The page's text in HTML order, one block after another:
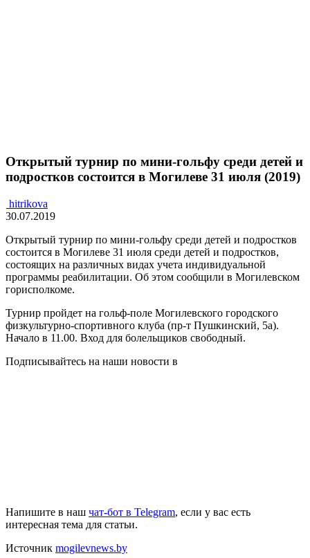
Открытый турнир по мини-гольфу среди детей и
подростков состоится в Могилеве 31 июля (2019)
hitrikova
30.07.2019
Открытый турнир по мини-гольфу среди детей и подростков
состоится в Могилеве 31 июля среди детей и подростков,
состоящих на различных видах учета индивидуальной
программы реабилитации. Об этом сообщили в Могилевском
горисполкоме.
Турнир пройдет на гольф-поле Могилевского городского
физкультурно-спортивного клуба (пр-т Пушкинский, 5а).
Начало в 11.00. Вход для болельщиков свободный.
Подписывайтесь на наши новости в
Напишите в наш чат-бот в Telegram, если у вас есть
интересная тема для статьи.
Источник mogilevnews.by